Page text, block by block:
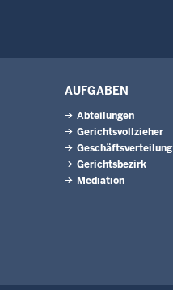
AUFGABEN
Abteilungen
Gerichtsvollzieher
Geschäftsverteilung
Gerichtsbezirk
Mediation